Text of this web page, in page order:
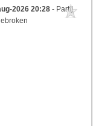
2026 20:28- Partij